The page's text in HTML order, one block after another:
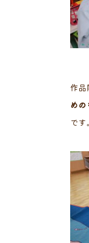
作品
め
です。